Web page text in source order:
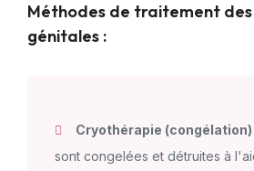
Méthodes de traitement
génitales :
Cryothérapie (congélation)
sont congelées et détruites à